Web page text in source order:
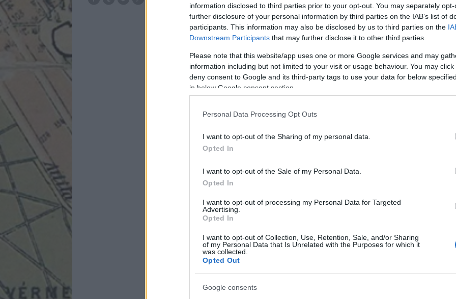
information disclosed to third parties prior to your opt-out. You may separately
further disclosure of your personal information by third parties on the IAB’s list of
participants. This information may also be disclosed by us to third parties on the
Downstream Participants that may further disclose it to other third parties.
Please note that this website/app uses one or more Google services and may
information including but not limited to your visit or usage behaviour. You may
deny consent to Google and its third-party tags to use your data for below
in below Google consent section.
Personal Data Processing Opt Outs
I want to opt-out of the Sharing of my personal data.
Opted In
I want to opt-out of the Sale of my Personal Data.
Opted In
I want to opt-out of processing my Personal Data for Targeted
Advertising.
Opted In
I want to opt-out of Collection, Use, Retention, Sale, and/or Sharing
of my Personal Data that Is Unrelated with the Purposes for which it
was collected.
Opted Out
Google consents
budapest irodahaz bp05 vaciutca fintasorozat hoteltaverna tavernahotel
tavernaszallo zaszlosirodahaz
A
is